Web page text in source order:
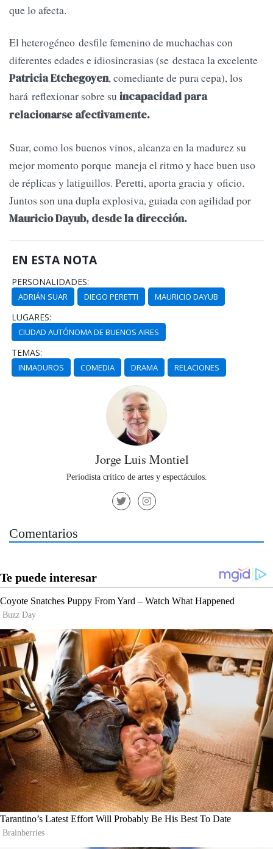
que lo afecta.
El heterogéneo desfile femenino de muchachas con
diferentes edades e idiosincrasias (se destaca la excelente
Patricia Etchegoyen, comediante de pura cepa), los
hará reflexionar sobre suincapacidad para
relacionarse afectivamente.
Suar, como los buenos vinos, alcanza en la madurez su
mejor momento porque maneja el ritmo y hace buen uso
de réplicas y latiguillos. Peretti, aporta gracia y oficio.
Juntos son una dupla explosiva, guiada con agilidad por
Mauricio Dayub, desde la dirección.
EN ESTA NOTA
PERSONALIDADES:
ADRIÁN SUAR DIEGO PERETTI MAURICIO DAYUB
LUGARES:
CIUDAD AUTÓNOMA DE BUENOS AIRES
TEMAS:
INMADUROS COMEDIA DRAMA RELACIONES
Jorge Luis Montiel
Periodista crítico de artes y espectáculos.
Comentarios